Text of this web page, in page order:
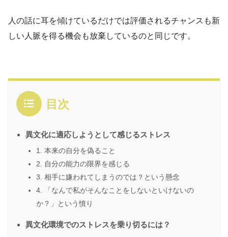
人の話に耳を傾けているだけでは評価されるチャンスも新
しい人脈を得る機会も放棄しているのと同じです。
目次
異文化に適応しようとして感じるストレス
1. 本来の自分を偽ること
2. 自分の能力の限界を感じる
3. 相手に嫌われてしまうのでは？という懸念
4. 「なんで私がそんなことをしないといけないの
か？」という憤り
異文化環境でのストレスを乗り切るには？